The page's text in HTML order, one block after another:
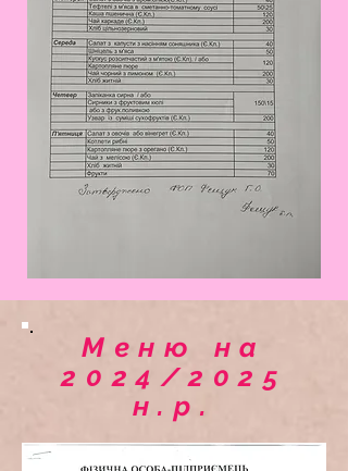
Меню на
2024/2025
н.р.